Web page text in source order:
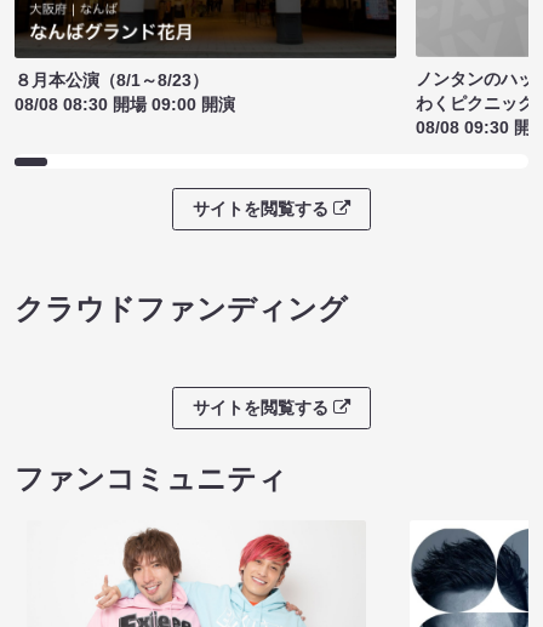
８月本公演（8/1～8/23）
08/08 08:30 開場 09:00 開演
ノンタンのハッ
わくピクニック
08/08 09:30 開
サイトを閲覧する
クラウドファンディング
サイトを閲覧する
ファンコミュニティ